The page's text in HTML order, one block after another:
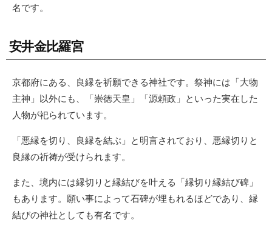
名です。
安井金比羅宮
京都府にある、良縁を祈願できる神社です。祭神には「大物
主神」以外にも、「崇徳天皇」「源頼政」といった実在した
人物が祀られています。
「悪縁を切り、良縁を結ぶ」と明言されており、悪縁切りと
良縁の祈祷が受けられます。
また、境内には縁切りと縁結びを叶える「縁切り縁結び碑」
もあります。願い事によって石碑が埋もれるほどであり、縁
結びの神社としても有名です。